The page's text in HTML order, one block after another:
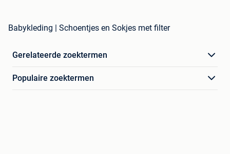
Babykleding | Schoentjes en Sokjes met filter
Gerelateerde zoektermen
Populaire zoektermen